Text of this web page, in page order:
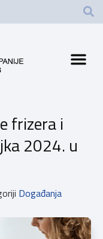
frizera i
2024. u
Događanja